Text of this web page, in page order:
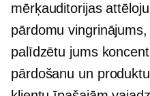
mērķauditorijas
pārdomu
palīdzētu jums
pārdošanu un